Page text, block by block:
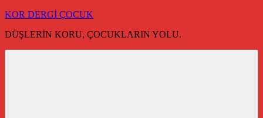
İçeriğe
KOR DERGİ ÇOCUK
DÜŞLERİN KORU, ÇOCUKLARIN YOLU.